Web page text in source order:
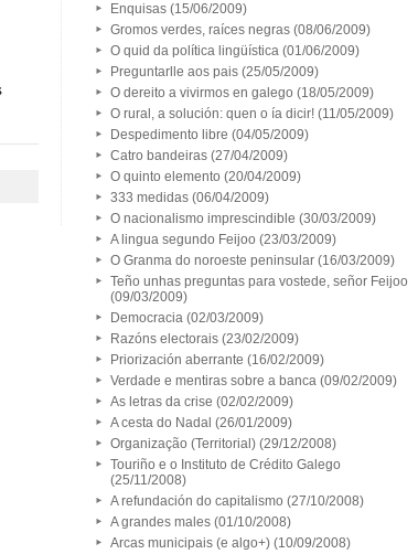
Enquisas (15/06/2009)
Gromos verdes, raíces negras (08/06/2009)
O quid da política lingüística (01/06/2009)
Preguntarlle aos pais (25/05/2009)
O dereito a vivirmos en galego (18/05/2009)
O rural, a solución: quen o ía dicir! (11/05/2009)
Despedimento libre (04/05/2009)
Catro bandeiras (27/04/2009)
O quinto elemento (20/04/2009)
333 medidas (06/04/2009)
O nacionalismo imprescindible (30/03/2009)
A lingua segundo Feijoo (23/03/2009)
O Granma do noroeste peninsular (16/03/2009)
Teño unhas preguntas para vostede, señor Feijoo
(09/03/2009)
Democracia (02/03/2009)
Razóns electorais (23/02/2009)
Priorización aberrante (16/02/2009)
Verdade e mentiras sobre a banca (09/02/2009)
As letras da crise (02/02/2009)
A cesta do Nadal (26/01/2009)
Organização (Territorial) (29/12/2008)
Touriño e o Instituto de Crédito Galego
(25/11/2008)
A refundación do capitalismo (27/10/2008)
A grandes males (01/10/2008)
Arcas municipais (e algo+) (10/09/2008)